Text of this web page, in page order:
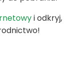
i odkryj,